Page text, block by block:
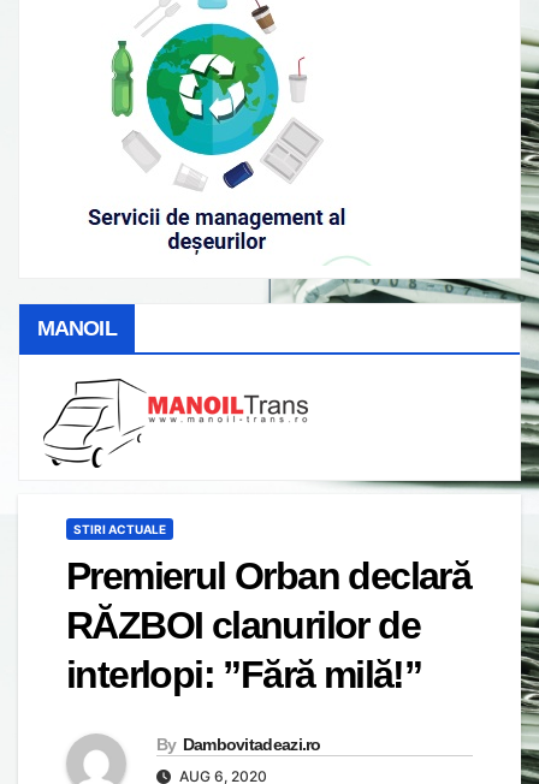
MANOIL
STIRI ACTUALE
Premierul Orban declară
RĂZBOI clanurilor de
interlopi: ”Fără milă!”
By Dambovitadeazi.ro
AUG 6, 2020